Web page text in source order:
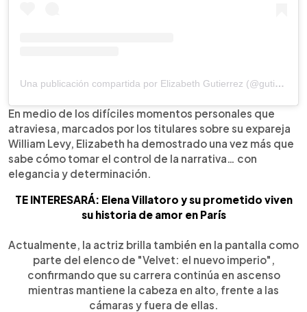
Una publicación compartida por Elizabeth Gutierrez (@gutierrezelizabeth_)
En medio de los difíciles momentos personales que
atraviesa, marcados por los titulares sobre su expareja
William Levy, Elizabeth ha demostrado una vez más que
sabe cómo tomar el control de la narrativa… con
elegancia y determinación.
TE INTERESARÁ: Elena Villatoro y su prometido viven
su historia de amor en París
Actualmente, la actriz brilla también en la pantalla como
parte del elenco de "Velvet: el nuevo imperio",
confirmando que su carrera continúa en ascenso
mientras mantiene la cabeza en alto, frente a las
cámaras y fuera de ellas.